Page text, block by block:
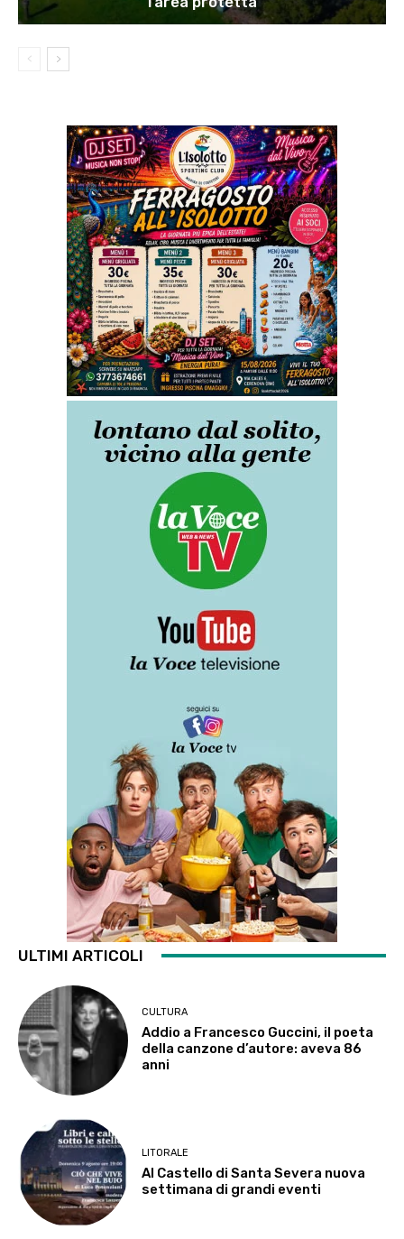
ULTIMI ARTICOLI
CULTURA
Addio a Francesco Guccini, il poeta
della canzone d’autore: aveva 86
anni
LITORALE
Al Castello di Santa Severa nuova
settimana di grandi eventi